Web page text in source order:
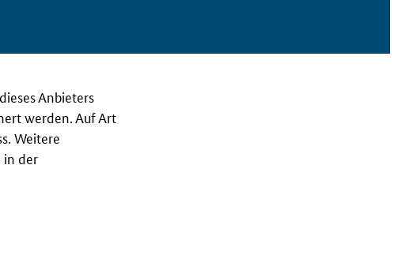
Anbieters
werden. Auf Art
Weitere
in der